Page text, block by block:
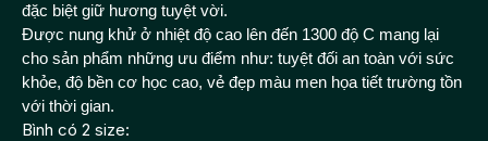
đặc biệt giữ hương tuyệt vời.
Được nung khử ở nhiệt độ cao lên đến 1300 độ C mang lại
cho sản phẩm những ưu điểm như: tuyệt đối an toàn với sức
khỏe, độ bền cơ học cao, vẻ đẹp màu men họa tiết trường tồn
với thời gian.
Bình có 2 size: